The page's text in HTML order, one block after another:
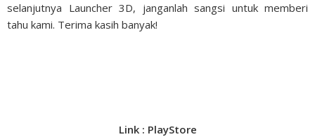
selanjutnya Launcher 3D, janganlah sangsi untuk memberi
tahu kami. Terima kasih banyak!
Link : PlayStore